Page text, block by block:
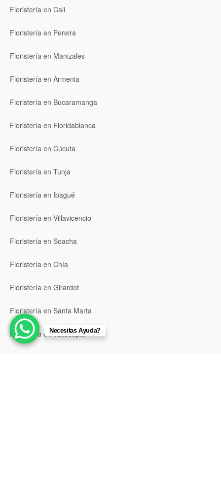
Floristería en Cali
Floristería en Pereira
Floristería en Manizales
Floristería en Armenia
Floristería en Bucaramanga
Floristería en Floridablanca
Floristería en Cúcuta
Floristería en Tunja
Floristería en Ibagué
Floristería en Villavicencio
Floristería en Soacha
Floristería en Chía
Floristería en Girardot
Floristería en Santa Marta
Floristería en Valledupar
Necesitas Ayuda?